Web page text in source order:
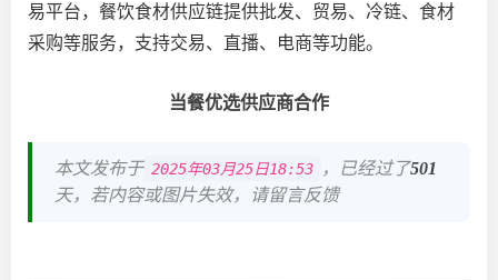
易平台，餐饮食材供应链提供批发、贸易、冷链、食材
采购等服务，支持交易、直播、电商等功能。
当餐优选供应商合作
本文发布于 2025年03月25日18:53 ，已经过了501
天，若内容或图片失效，请留言反馈